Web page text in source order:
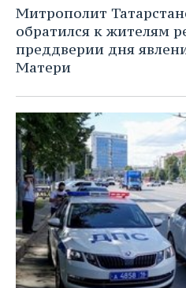
Митрополит
обратился к жителям
преддверии дня
Матери